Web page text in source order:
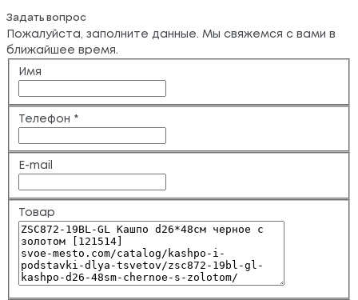
Задать вопрос
Пожалуйста, заполните данные. Мы свяжемся с вами в
ближайшее время.
Имя
Телефон *
E-mail
Товар